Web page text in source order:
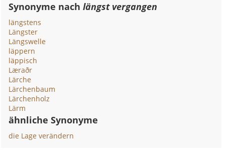
Synonyme nachlängst vergangen
längstens
Längster
Längswelle
läppern
läppisch
Læraðr
Lärche
Lärchenbaum
Lärchenholz
Lärm
ähnliche Synonyme
die Lage verändern